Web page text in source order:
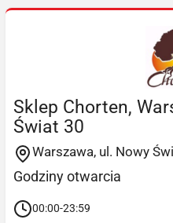
Sklep Chorten,
Świat 30
Warszawa, ul. Nowy
Godziny otwarcia
00:00-23:59